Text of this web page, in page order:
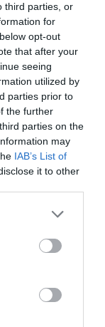
third parties, or
for
opt-out
that after your
seeing
utilized by
parties prior to
the further
parties on the
may
IAB’s List of
it to other
på deras
måste man ge
med tre
halva plan. Vi var
vi dessa
i djupet!
i vårt
förlust då vi också
utan spelar
av målen och jag
tre målvakter
är svårt att se
2026.